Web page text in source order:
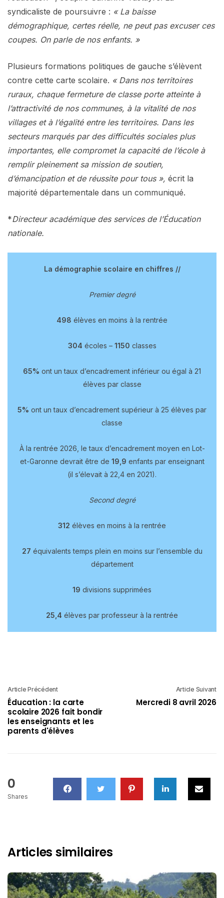
syndicaliste de poursuivre : « La baisse
démographique, certes réelle, ne peut pas excuser ces
coupes. On parle de nos enfants. »
Plusieurs formations politiques de gauche s’élèvent
contre cette carte scolaire. « Dans nos territoires
ruraux, chaque fermeture de classe porte atteinte à
l’attractivité de nos communes, à la vitalité de nos
villages et à l’égalité entre les territoires. Dans les
secteurs marqués par des difficultés sociales plus
importantes, elle compromet la capacité de l’école à
remplir pleinement sa mission de soutien,
d’émancipation et de réussite pour tous », écrit la
majorité départementale dans un communiqué.
*Directeur académique des services de l’Éducation
nationale.
La démographie scolaire en chiffres //
Premier degré
498 élèves en moins à la rentrée
304 écoles – 1150 classes
65% ont un taux d’encadrement inférieur ou égal à 21
élèves par classe
5% ont un taux d’encadrement supérieur à 25 élèves par
classe
À la rentrée 2026, le taux d’encadrement moyen en Lot-
et-Garonne devrait être de 19,9 enfants par enseignant
(il s’élevait à 22,4 en 2021).
Second degré
312 élèves en moins à la rentrée
27 équivalents temps plein en moins sur l’ensemble du
département
19 divisions supprimées
25,4 élèves par professeur à la rentrée
Article Précédent
Éducation : la carte
scolaire 2026 fait bondir
les enseignants et les
parents d'élèves
Article Suivant
Mercredi 8 avril 2026
0
Shares
Articles similaires